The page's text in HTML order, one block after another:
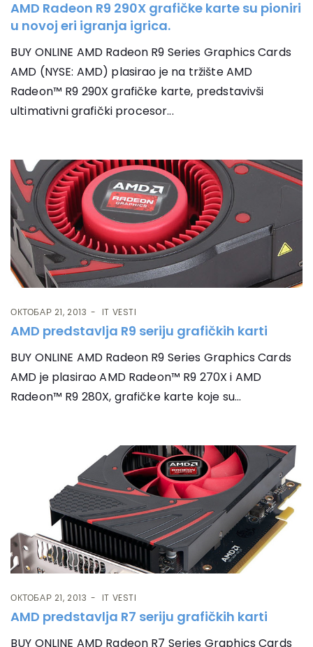
AMD Radeon R9 290X grafičke karte su pioniri
u novoj eri igranja igrica.
BUY ONLINE AMD Radeon R9 Series Graphics Cards
AMD (NYSE: AMD) plasirao je na tržište AMD
Radeon™ R9 290X grafičke karte, predstavivši
ultimativni grafički procesor...
ОКТОБАР 21, 2013 IT VESTI
AMD predstavlja R9 seriju grafičkih karti
BUY ONLINE AMD Radeon R9 Series Graphics Cards
AMD je plasirao AMD Radeon™ R9 270X i AMD
Radeon™ R9 280X, grafičke karte koje su...
ОКТОБАР 21, 2013 IT VESTI
AMD predstavlja R7 seriju grafičkih karti
BUY ONLINE AMD Radeon R7 Series Graphics Cards